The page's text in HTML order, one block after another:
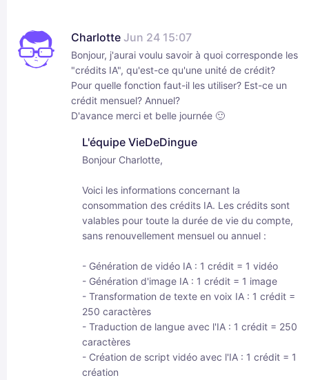
Charlotte Jun 24 15:07
Bonjour, j'aurai voulu savoir à quoi corresponde les
"crédits IA", qu'est-ce qu'une unité de crédit?
Pour quelle fonction faut-il les utiliser? Est-ce un
crédit mensuel? Annuel?
D'avance merci et belle journée 🙂
L'équipe VieDeDingue
Bonjour Charlotte,
Voici les informations concernant la
consommation des crédits IA. Les crédits sont
valables pour toute la durée de vie du compte,
sans renouvellement mensuel ou annuel :
- Génération de vidéo IA : 1 crédit = 1 vidéo
- Génération d'image IA : 1 crédit = 1 image
- Transformation de texte en voix IA : 1 crédit =
250 caractères
- Traduction de langue avec l'IA : 1 crédit = 250
caractères
- Création de script vidéo avec l'IA : 1 crédit = 1
création